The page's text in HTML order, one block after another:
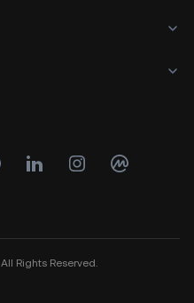
Rights Reserved.